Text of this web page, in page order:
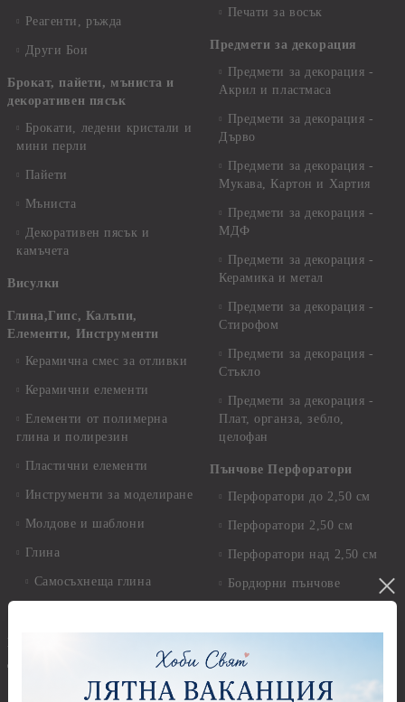
Реагенти, ръжда
Други Бои
Брокат, пайети, мъниста и
декоративен пясък
Брокати, ледени кристали и
мини перли
Пайети
Мъниста
Декоративен пясък и
камъчета
Висулки
Глина,Гипс, Калъпи,
Елементи, Инструменти
Керамична смес за отливки
Керамични елементи
Елементи от полимерна
глина и полирезин
Пластични елементи
Инструменти за моделиране
Молдове и шаблони
Глина
Самосъхнеща глина
Приложни техники и
Декупаж
Декупажна хартия
Печати за восък
Предмети за декорация
Предмети за декорация -
Акрил и пластмаса
Предмети за декорация -
Дърво
Предмети за декорация -
Мукава, Картон и Хартия
Предмети за декорация -
МДФ
Предмети за декорация -
Керамика и метал
Предмети за декорация -
Стирофом
Предмети за декорация -
Стъкло
Предмети за декорация -
Плат, органза, зебло,
целофан
Пънчове Перфоратори
Перфоратори до 2,50 см
Перфоратори 2,50 см
Перфоратори над 2,50 см
Бордюрни пънчове
Фигури - кръгове, овали
Перфоратори - Сърца и